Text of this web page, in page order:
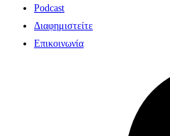
Podcast
Διαφημιστείτε
Επικοινωνία